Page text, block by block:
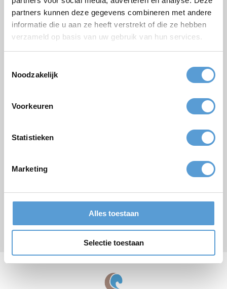
partners kunnen deze gegevens combineren met andere
informatie die u aan ze heeft verstrekt of die ze hebben
verzameld op basis van uw gebruik van hun services.
Noodzakelijk
Voorkeuren
Statistieken
Marketing
Alles toestaan
Selectie toestaan
Geplande datum
Gewenste starttijd
Borrel arrangement
Opmerkingen
* verplicht veld